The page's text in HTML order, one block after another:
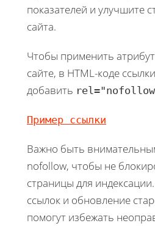
показателей и улучшите
сайта.
Чтобы применить
сайте, в HTML-коде
добавить
Пример ссылки
Важно быть
nofollow, чтобы не
страницы для
ссылок и обновление
помогут избежать